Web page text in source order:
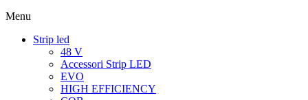
Menu
Strip led
48 V
Accessori Strip LED
EVO
HIGH EFFICIENCY